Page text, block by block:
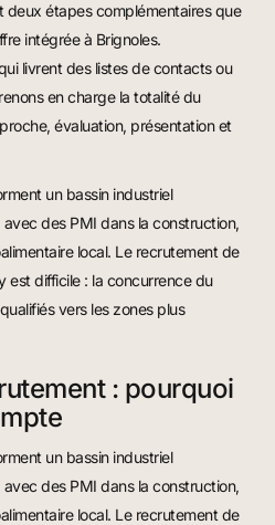
deux étapes complémentaires que
intégrée à Brignoles.
livrent des listes de contacts ou
en charge la totalité du
évaluation, présentation et
un bassin industriel
des PMI dans la construction,
local. Le recrutement de
est difficile : la concurrence du
vers les zones plus
: pourquoi
un bassin industriel
des PMI dans la construction,
local. Le recrutement de